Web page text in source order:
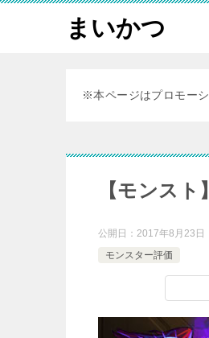
まいかつ
※本ページはプロモー
【モンス
公開日： 2017年8月23日
モンスター評価